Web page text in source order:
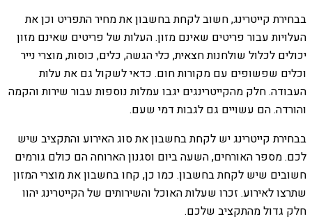
בבחירת קייטרינג, חשוב לקחת בחשבון את מחיר התפריט וכן את
העלויות עבור פריטים שאינם מזון. העלות של פריטים שאינם מזון
יכולים לכלול שולחנות חצאית, כלי הגשה, כלים, כוסות, מוצרי נייר
וכלים שפשופים עם מקורות חום. כדאי לשקול גם את עלות
העבודה. חלק מהקייטרינגים יגבו עמלות נוספות עבור שירות והקמה
והורדה. הם עשויים גם לגבות דמי שעם.
בבחירת קייטרינג יש לקחת בחשבון את סוג האירוע והתקציב שיש
לכם. מספר האורחים, השעה ביום וסגנון הארוחה הם כולם גורמים
חשובים שיש לקחת בחשבון. כמו כן, קחו בחשבון את מוצרי המזון
שתרצו לאירוע. זכרו שעלות האוכל והשירותים של הקייטרינג יהוו
חלק גדול מהתקציב שלכם.